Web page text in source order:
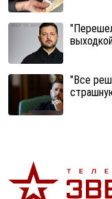
"Все